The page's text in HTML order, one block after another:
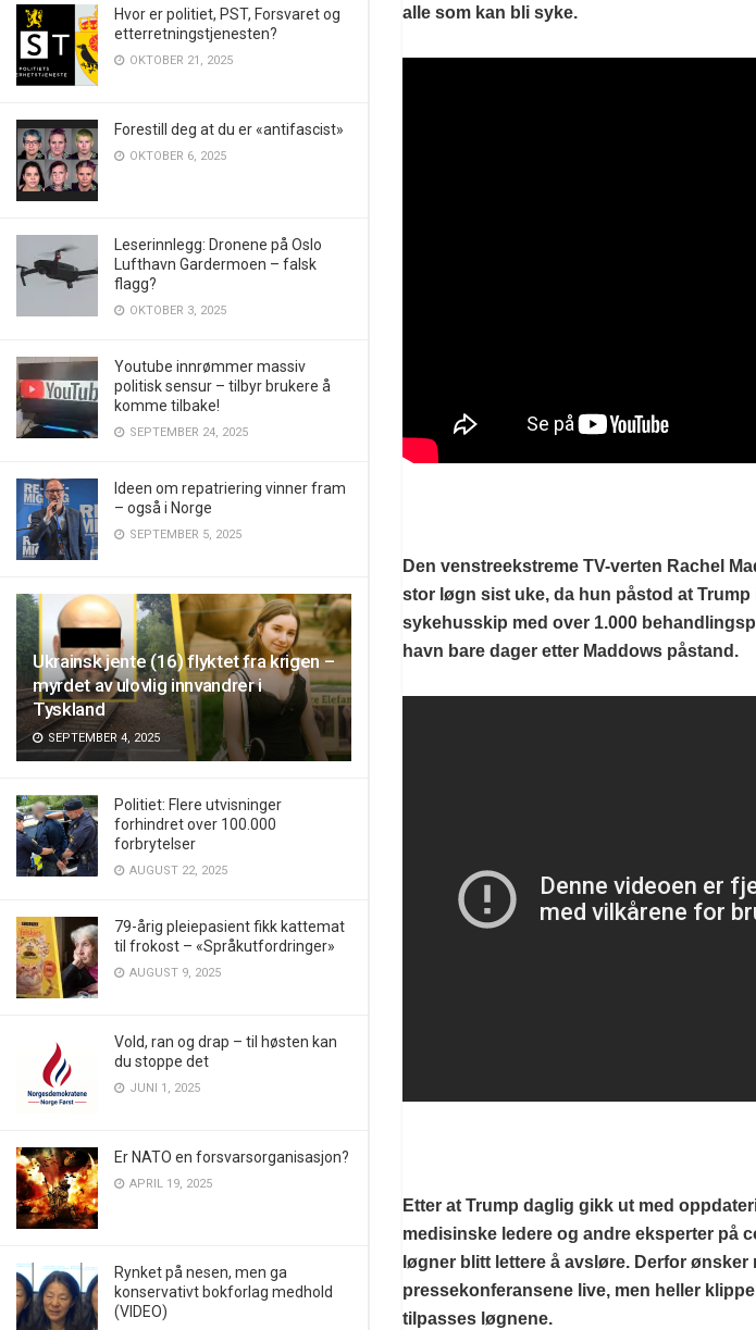
Hvor er politiet, PST, Forsvaret og
etterretningstjenesten?
OKTOBER 21, 2025
Forestill deg at du er «antifascist»
OKTOBER 6, 2025
Leserinnlegg: Dronene på Oslo
Lufthavn Gardermoen – falsk
flagg?
OKTOBER 3, 2025
Youtube innrømmer massiv
politisk sensur – tilbyr brukere å
komme tilbake!
SEPTEMBER 24, 2025
Ideen om repatriering vinner fram
– også i Norge
SEPTEMBER 5, 2025
Ukrainsk jente (16) flyktet fra krigen –
myrdet av ulovlig innvandrer i
Tyskland
SEPTEMBER 4, 2025
Politiet: Flere utvisninger
forhindret over 100.000
forbrytelser
AUGUST 22, 2025
79-årig pleiepasient fikk kattemat
til frokost – «Språkutfordringer»
AUGUST 9, 2025
Vold, ran og drap – til høsten kan
du stoppe det
JUNI 1, 2025
Er NATO en forsvarsorganisasjon?
APRIL 19, 2025
Rynket på nesen, men ga
konservativt bokforlag medhold
(VIDEO)
alle som kan bli syke.
Den venstreekstreme TV-verten Rachel
stor løgn sist uke, da hun påstod at
sykehusskip med over 1.000
havn bare dager etter Maddows påstand.
Etter at Trump daglig gikk ut med
medisinske ledere og andre eksperter på
løgner blitt lettere å avsløre. Derfor
pressekonferansene live, men heller
tilpasses løgnene.